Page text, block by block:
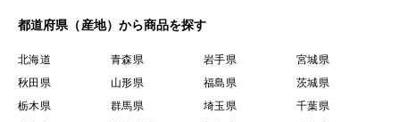
都道府県（産地）から商品を探す
北海道 青森県 岩手県
宮城県
秋田県
山形県 福島県
茨城県
栃木県
群馬県 埼玉県
千葉県